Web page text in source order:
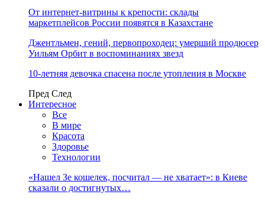
От интернет-витрины к крепости: склады
маркетплейсов России появятся в Казахстане
Джентльмен, гений, первопроходец: умерший продюсер
Уильям Орбит в воспоминаниях звезд
10-летняя девочка спасена после утопления в Москве
Пред След
Интересное
Все
В мире
Красота
Здоровье
Технологии
«Нашел Зе кошелек, посчитал — не хватает»: в Киеве
сказали о достигнутых…